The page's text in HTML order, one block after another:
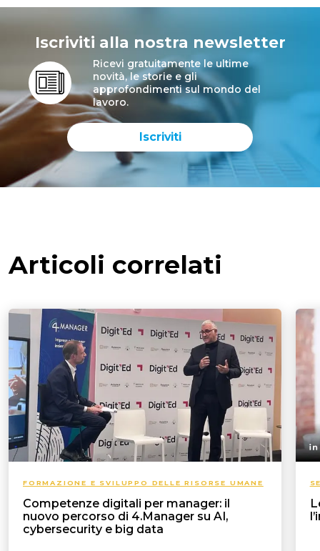
Iscriviti alla nostra newsletter
Ricevi gratuitamente le ultime
novità, le storie e gli
approfondimenti sul mondo del
lavoro.
Iscriviti
Articoli correlati
FORMAZIONE E SVILUPPO DELLE RISORSE UMANE
Competenze digitali per manager: il
nuovo percorso di 4.Manager su AI,
cybersecurity e big data